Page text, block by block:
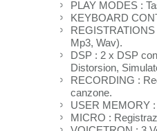
PLAY MODES :
KEYBOARD
Mp3, Wav).
DSP : 2 x DSP
Distorsion,
RECORDING :
canzone.
USER MEMORY
MICRO :